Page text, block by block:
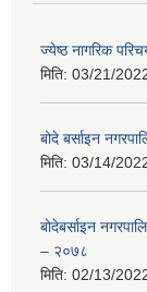
ज्येष्ठ नागरिक
मिति: 03/21/
बोदे बर्साइन
मिति: 03/14/
बोदेबर्साइन
– २०७८
मिति: 02/13/